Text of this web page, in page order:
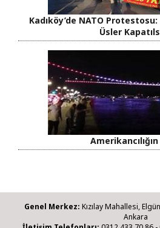
Kadıköy’de NATO Protestosu:
Üsler
Genel Merkez: Kızılay Mahallesi,
Ankara